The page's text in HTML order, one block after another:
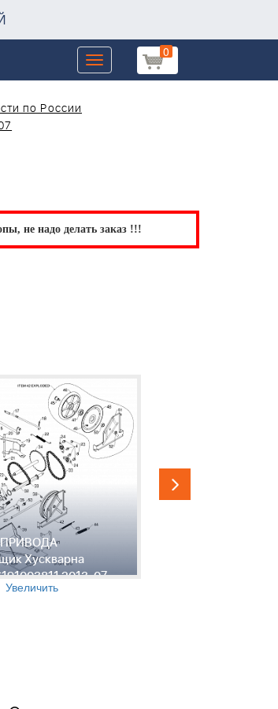
0
Toggle
navigation
по России
не надо делать заказ !!!
ПРИВОДА
Хускварна
2013-07
Увеличить